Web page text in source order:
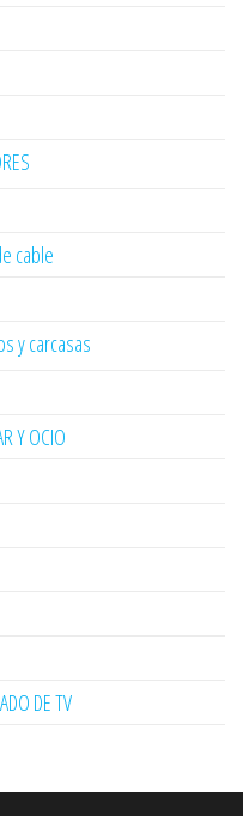
cable
y carcasas
Y OCIO
DE TV